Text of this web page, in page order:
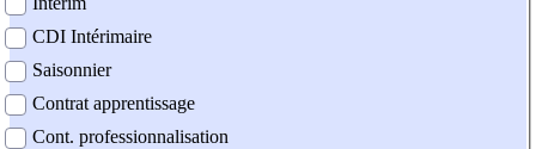
CDI Intérimaire
Saisonnier
Contrat apprentissage
Cont. professionnalisation